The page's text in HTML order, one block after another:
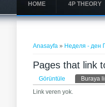
HOME 4P THEORY
Anasayfa » Неделя - ден
Pages that link
Birincil
Görüntüle Buraya
Link veren yok.